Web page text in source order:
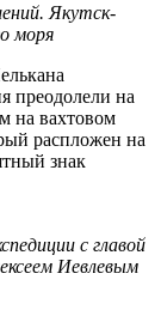
Якутск-
моря
преодолели на
на вахтовом
распложен на
знак
с главой
Иевлевым